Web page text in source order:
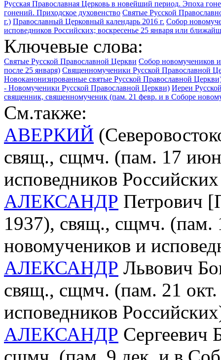
Русская Православная Церковь в новейший период. Эпоха
гонений. Приходское духовенство Святые Русской
г.) Православный Церковный календарь 2016 г. Собор
исповедников Российских; воскресенье 25 января или
Ключевые слова:
Святые Русской Православной Церкви Собор новомучеников
после 25 января) Священномученики Русской Православной
Новоканонизированные святые Русской Православной
- Новомученики Русской Православной Церкви) Иереи
священник, священномученик (пам. 21 февр. и в Соборе
См.также:
АВЕРКИЙ
свящ., сщмч. (пам. 17
исповедников
АЛЕКСАНДР Петрович
1937), свящ., сщмч. (пам.
новомучеников и
АЛЕКСАНДР Львович
свящ., сщмч. (пам. 21
исповедников
АЛЕКСАНДР Сергеевич